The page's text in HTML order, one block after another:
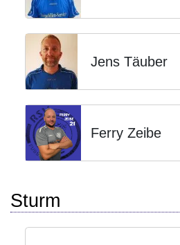
Jens Täuber
Ferry Zeibe
Sturm